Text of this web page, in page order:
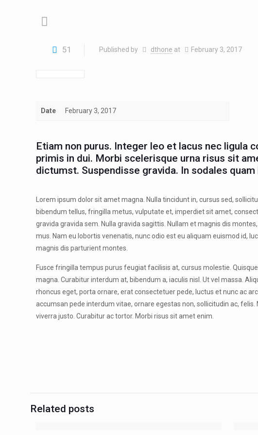
51 Published by dthone at February 3, 2017
Date February 3, 2017
Etiam non purus. Integer leo et lacus nec ligula
primis in dui. Morbi scelerisque urna risus sit
dictumst. Suspendisse gravida. In sodales
Lorem ipsum dolor sit amet magna. Nulla tincidunt in, cursus sed,
bibendum tellus, fringilla metus, vulputate et, imperdiet sit amet,
gravida gravida sem. Nulla gravida sagittis. Nullam et magnis dis
mus. Nam eu lobortis venenatis, nunc odio est eu aliquam euismod id,
magnis dis parturient montes.
Fusce fringilla tempus purus feugiat facilisis at, cursus molestie.
magna. Curabitur interdum at, bibendum a, iaculis nisl. Ut vel massa.
rhoncus eget, porta ornare, erat consectetuer pede, luctus et nunc ac
accumsan pede interdum vitae, ornare egestas non, sollicitudin ac, felis.
viverra justo. Curabitur ac tortor. Morbi risus sit amet enim.
Related posts